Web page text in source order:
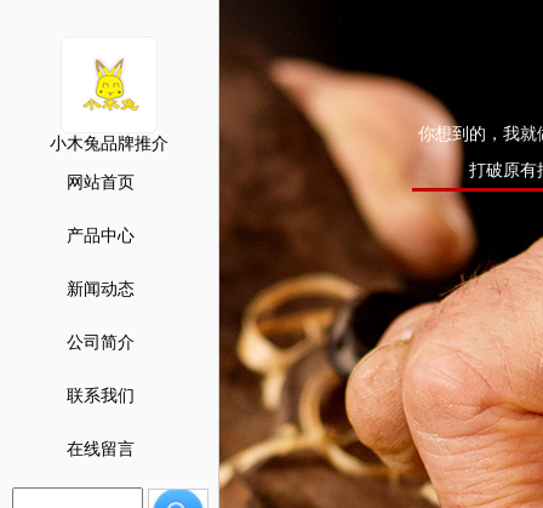
你想到的，我就
打破原有
小木兔品牌推介
网站首页
产品中心
新闻动态
公司简介
联系我们
在线留言